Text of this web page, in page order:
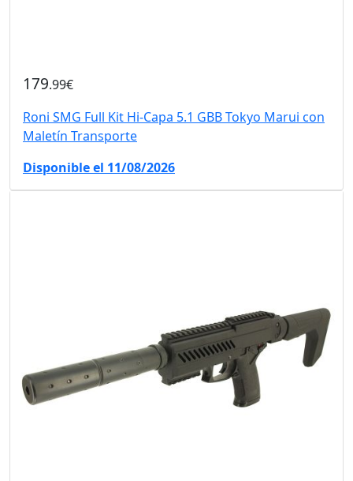
179.99€
Roni SMG Full Kit Hi-Capa 5.1 GBB Tokyo Marui con
Maletín Transporte
Disponible el 11/08/2026